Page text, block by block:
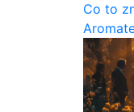
Co to